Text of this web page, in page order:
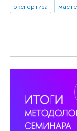
экспертиза